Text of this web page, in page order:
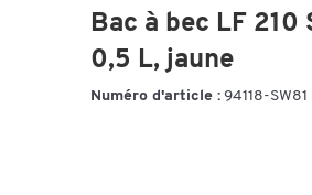
Bac à bec LF
0,5 L, jaune
Numéro d'article : 94118-SW81